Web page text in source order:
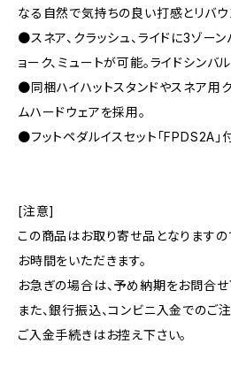
なる自然で気持ちの良い打感とリバウ
●スネア、クラッシュ、ライドに3ゾー
ョーク、ミュートが可能。ライドシン
●同梱ハイハットスタンドやスネア用
ムハードウェアを採用。
●フットペダルイスセット「FPDS2A」
[注意]
この商品はお取り寄せ品となります
お時間をいただきます。
お急ぎの場合は、予め納期をお問合せ
また、銀行振込、コンビニ入金での
ご入金手続きはお控え下さい。